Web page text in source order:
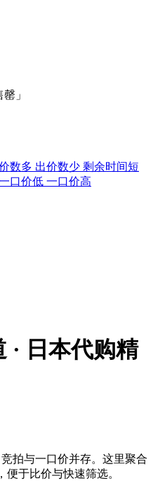
」
数多 出价数少 剩余时间短
口价低 一口价高
· 日本代购精
拍与一口价并存。这里聚合
于比价与快速筛选。